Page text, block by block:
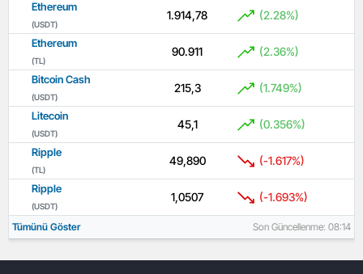
Ethereum
(USDT)
1.914,78 (2.28%)
Ethereum
(TL)
90.911 (2.36%)
Bitcoin Cash
(USDT)
215,3 (1.749%)
Litecoin
(USDT)
45,1 (0.356%)
Ripple
(TL)
49,890 (-1.617%)
Ripple
(USDT)
1,0507 (-1.693%)
Tümünü Göster Son Güncellenme: 08:14